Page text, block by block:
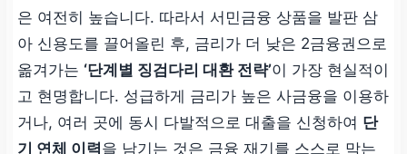
은 여전히 높습니다. 따라서 서민금융 상품을 발판 삼
아 신용도를 끌어올린 후, 금리가 더 낮은 2금융권으로
옮겨가는 ‘단계별 징검다리 대환 전략’이 가장 현실적이
고 현명합니다. 성급하게 금리가 높은 사금융을 이용하
거나, 여러 곳에 동시 다발적으로 대출을 신청하여 단
기 연체 이력을 남기는 것은 금융 재기를 스스로 막는